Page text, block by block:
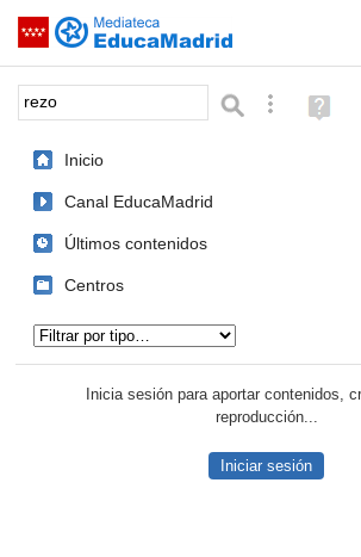
Saltar navegación
Palabra o frase: BúsquedaAyuda
(en
Inicio
Canal EducaMadrid
Últimos contenidos
Centros
Inicia sesión para aportar contenidos,
reproducción...
Iniciar sesión